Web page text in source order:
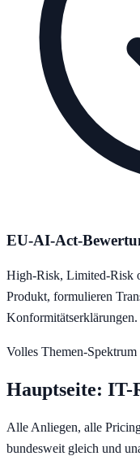
EU-AI-Act-
High-Risk, Limited-Risk
Produkt, formulieren
Konformitätserklärungen.
Volles Themen-Spektrum
Hauptseite: IT-
Alle Anliegen, alle
bundesweit gleich und